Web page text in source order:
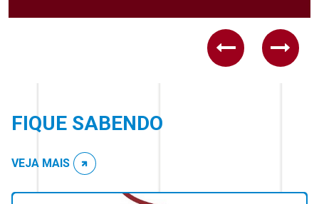
Previous
Next
FIQUE SABENDO
VEJA MAIS